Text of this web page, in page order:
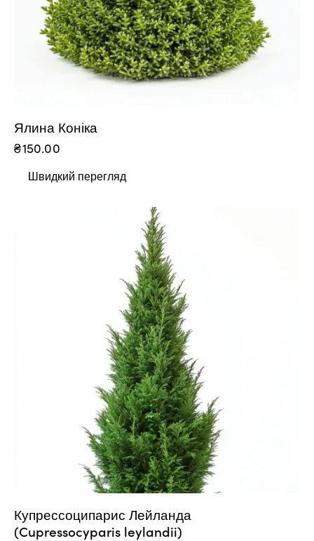
Ялина Коніка
₴150.00
Швидкий перегляд
Купрессоципарис Лейланда
(Cupressocyparis leylandii)